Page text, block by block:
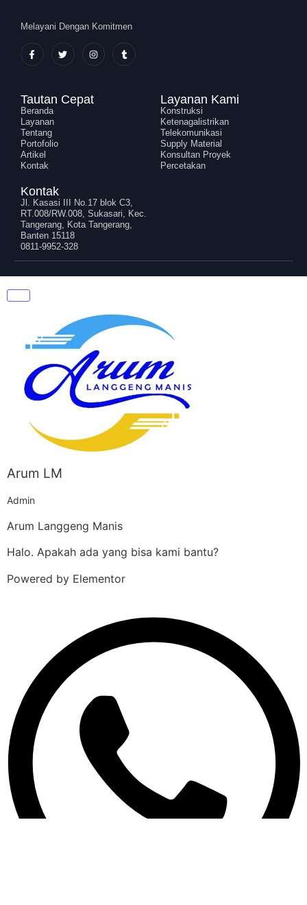
Melayani Dengan Komitmen
Tautan Cepat
Beranda
Layanan
Tentang
Portofolio
Artikel
Kontak
Layanan Kami
Konstruksi
Ketenagalistrikan
Telekomunikasi
Supply Material
Konsultan Proyek
Percetakan
Kontak
Jl. Kasasi III No.17 blok C3,
RT.008/RW.008, Sukasari, Kec.
Tangerang, Kota Tangerang,
Banten 15118
0811-9952-328
Arum LM
Admin
Arum Langgeng Manis
Halo. Apakah ada yang bisa kami bantu?
Powered by Elementor